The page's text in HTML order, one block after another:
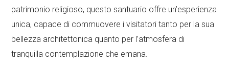
patrimonio religioso, questo santuario offre un’esperienza
unica, capace di commuovere i visitatori tanto per la sua
bellezza architettonica quanto per l’atmosfera di
tranquilla contemplazione che emana.